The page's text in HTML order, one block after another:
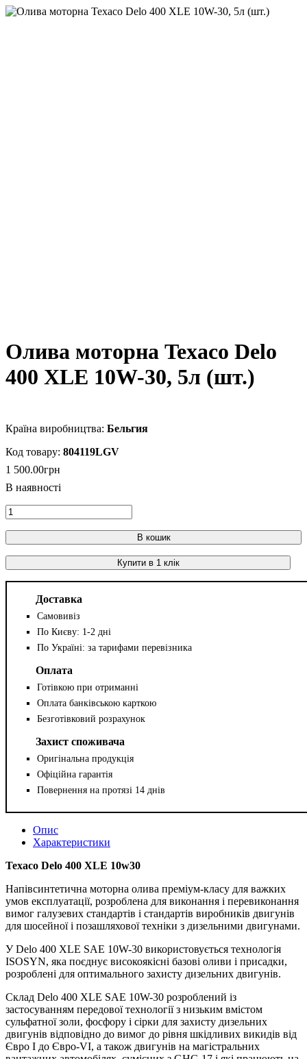
Олива моторна Texaco Delo
400 XLE 10W-30, 5л (шт.)
Бельгия
804119LGV
1 500.00грн
В кошик
Купити в 1 клік
Доставка
Самовивіз
По Києву: 1-2 дні
По Україні: за тарифами перевізника
Оплата
Готівкою при отриманні
Оплата банківською карткою
Безготівковий розрахунок
Захист споживача
Оригінальна продукція
Офіційна гарантія
Повернення на протязі 14 днів
Опис
Характеристики
Texaco Delo 400 XLE 10w30
Напівсинтетична моторна олива преміум-класу для важких
умов експлуатації, розроблена для виконання і перевиконання
вимог галузевих стандартів і стандартів виробників двигунів
для шосейної і позашляхової техніки з дизельними двигунами.
У Delo 400 XLE SAE 10W-30 використовується технологія
ISOSYN, яка поєднує високоякісні базові оливи і присадки,
розроблені для оптимального захисту дизельних двигунів.
Склад Delo 400 XLE SAE 10W-30 розроблений із
застосуванням передової технології з низьким вмістом
сульфатної золи, фосфору і сірки для захисту дизельних
двигунів відповідно до вимог до рівня шкідливих викидів від
Євро I до Євро-VI, а також двигунів на магістральних